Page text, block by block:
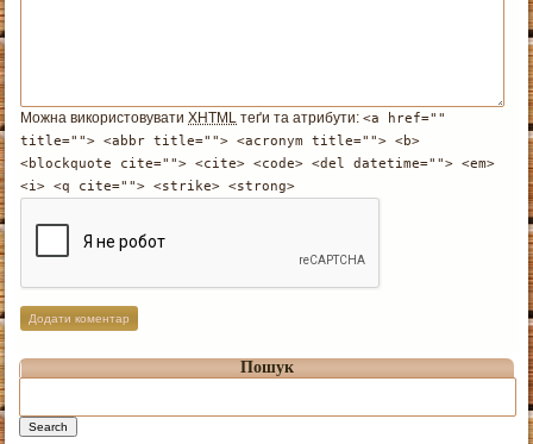
Можна використовуватиXHTML теґи та атрибути:<a href=""
title=""> <abbr title=""> <acronym title=""> <b>
<blockquote cite=""> <cite> <code> <del datetime=""> <em>
<i> <q cite=""> <strike> <strong>
Пошук